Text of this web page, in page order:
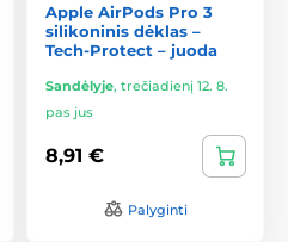
Apple AirPods Pro 3
silikoninis dėklas –
Tech-Protect – juoda
Sandėlyje, trečiadienį 12. 8.
pas jus
8,91 €
Palyginti